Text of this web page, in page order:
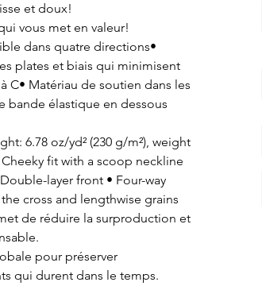
et doux!
vous met en valeur!
dans quatre directions•
plates et biais qui minimisent
C• Matériau de soutien dans les
bande élastique en dessous
6.78 oz/yd² (230 g/m²), weight
fit with a scoop neckline
layer front • Four-way
cross and lengthwise grains
de réduire la surproduction et
pour préserver
qui durent dans le temps.